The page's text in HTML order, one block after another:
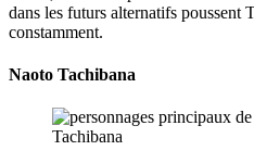
dans les futurs alternatifs poussent
constamment.
Naoto Tachibana